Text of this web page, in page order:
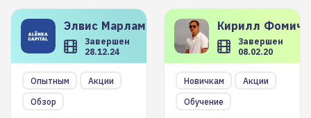
Элвис Марламов
Завершен
28.12.24
Опытным
Акции
Обзор
Кирилл
Завершен
08.02.20
Новичкам
Акции
Обучение